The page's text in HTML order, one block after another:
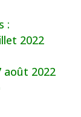
:
2022
août 2022